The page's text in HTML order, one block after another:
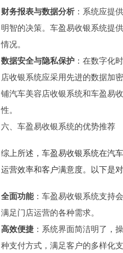
财务报表与数据分析：系统应提
明智的决策。车盈易收银系统提
情况。
数据安全与隐私保护：在数字化
店收银系统应采用先进的数据加
铺汽车美容店收银系统和车盈易
性。
六、车盈易收银系统的优势推荐
综上所述，车盈易收银系统在汽
运营效率和客户满意度。以下是
全面功能：车盈易收银系统支持
满足门店运营的各种需求。
高效便捷：系统界面简洁明了，
种支付方式，满足客户的多样化支